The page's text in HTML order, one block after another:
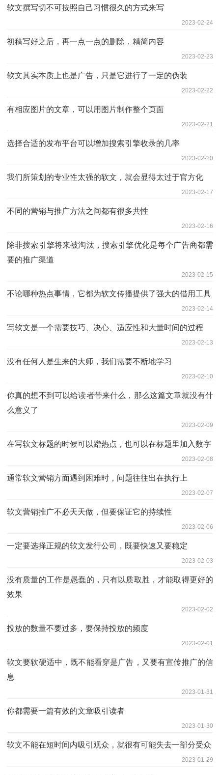
软文撰写切不可按照自己习惯很久的方式来写
2023-02-24
初稿写好之后，再一点一点的删除，精简内容
2023-02-23
软文其实本质上也是广告，只是它进行了一定的伪装
2023-02-22
有相应图片的文章，可以用图片制作整个页面
2023-02-21
选择合适的发布平台可以增加搜索引擎收录的几率
2023-02-20
我们所策划的专业性太强的软文，就会显得太过于官方化
2023-02-17
不同的营销与推广方法之间都有很多共性
2023-02-16
除非搜索引擎将来被淘汰，搜索引擎优化是每个广告商都需
要的推广渠道
2023-02-15
不论哪种热点事情，它都为软文传播提供了强大的借用工具
2023-02-14
写软文是一个需要技巧、决心、适应性和大量时间的过程
2023-02-13
没有任何人是生来的大师，我们需要不断地学习
2023-02-10
你真的想不到可以给读者带来什么，那么这篇文章就没有什
么意义了
2023-02-09
在写软文标题的时候可以蹭热点，也可以在标题里加入数字
2023-02-08
通常软文营销方面遇到困难时，问题往往出在执行上
2023-02-07
软文营销推广不必天天做，但要保证它的持续性
2023-02-06
一定要选择正规的软文发行公司，既要快速又要稳定
2023-02-03
没有质量的工作是愚蠢的，只有以质取胜，才能取得更好的
效果
2023-02-02
投放的数量不要过多，要保持投放的频度
2023-02-01
软文要软硬适中，既不能看穿是广告，又要有宣传推广的信
息
2023-01-31
你都需要一篇有效的文章吸引读者
2023-01-30
软文不能在短时间内吸引观众，就很有可能失去一部分受众
2023-01-29